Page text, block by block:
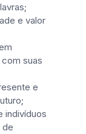
e valor
suas
e
indivíduos
de